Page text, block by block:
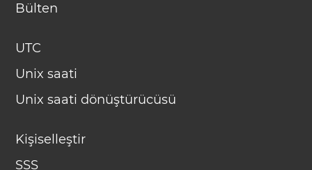
Bülten
UTC
Unix saati
Unix saati dönüştürücüsü
Kişiselleştir
SSS